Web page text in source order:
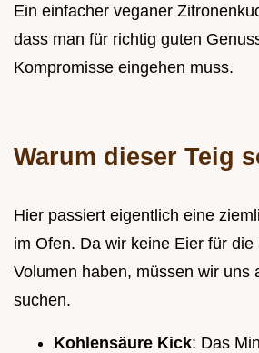
Ein einfacher veganer
dass man für richtig guten
Kompromisse eingehen muss.
Warum dieser Teig
Hier passiert eigentlich eine
im Ofen. Da wir keine Eier für
Volumen haben, müssen wir uns
suchen.
Kohlensäure Kick: Das